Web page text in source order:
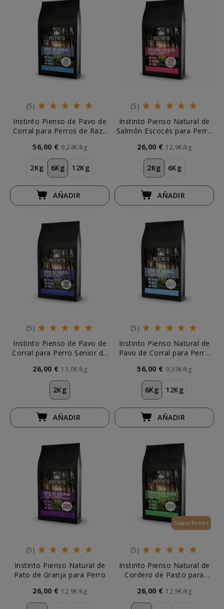
(5)
Instinto Pienso de Pavo de
Corral para Perros de Raza
56,00 € 9,24€/kg
2Kg 6Kg 12Kg
AÑADIR
(5)
Instinto Pienso Natural de
Salmón Escocés para Perro
26,00 € 12,9€/kg
2Kg 6Kg
AÑADIR
(5)
Instinto Pienso de Pavo de
Corral para Perro Senior de
26,00 € 13,0€/kg
2Kg
AÑADIR
(5)
Instinto Pienso Natural de
Pavo de Corral para Perro
56,00 € 9,33€/kg
6Kg 12Kg
AÑADIR
(5)
Instinto Pienso Natural de
Pato de Granja para Perro
26,00 € 12,9€/kg
Superfoods
(5)
Instinto Pienso Natural de
Cordero de Pasto para
26,00 € 12,9€/kg